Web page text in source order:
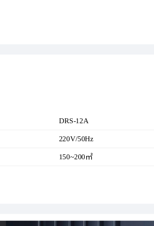
DRS-12A
220V/50Hz
150~200㎡